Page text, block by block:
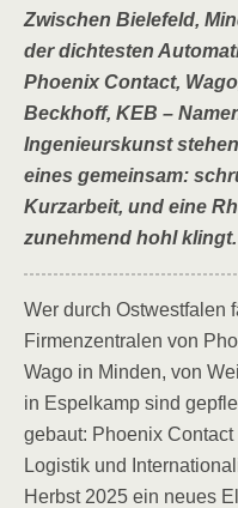
Zwischen Bielefeld,
der dichtesten
Phoenix Contact,
Beckhoff, KEB –
Ingenieurskunst
eines gemeinsam:
Kurzarbeit, und eine
zunehmend hohl klingt.
Wer durch Ostwestfalen
Firmenzentralen von
Wago in Minden, von
in Espelkamp sind
gebaut: Phoenix
Logistik und
Herbst 2025 ein neues